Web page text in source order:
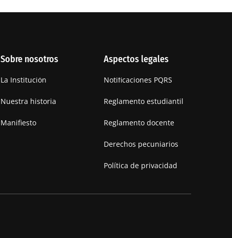
Sobre nosotros
La Institución
Nuestra historia
Manifiesto
Aspectos legales
Notificaciones PQRS
Reglamento estudiantil
Reglamento docente
Derechos pecuniarios
Política de privacidad